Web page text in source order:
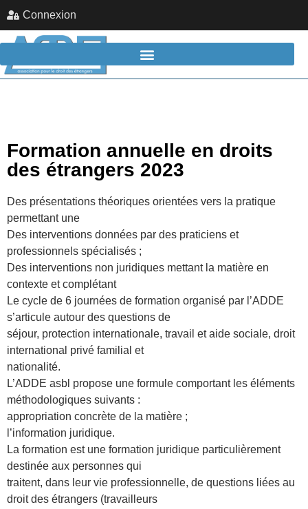
Connexion
Formation annuelle en droits
des étrangers 2023
Des présentations théoriques orientées vers la pratique
permettant une
Des interventions données par des praticiens et
professionnels spécialisés ;
Des interventions non juridiques mettant la matière en
contexte et complétant
Le cycle de 6 journées de formation organisé par l’ADDE
s’articule autour des questions de
séjour, protection internationale, travail et aide sociale, droit
international privé familial et
nationalité.
L’ADDE asbl propose une formule comportant les éléments
méthodologiques suivants :
appropriation concrète de la matière ;
l’information juridique.
La formation est une formation juridique particulièrement
destinée aux personnes qui
traitent, dans leur vie professionnelle, de questions liées au
droit des étrangers (travailleurs